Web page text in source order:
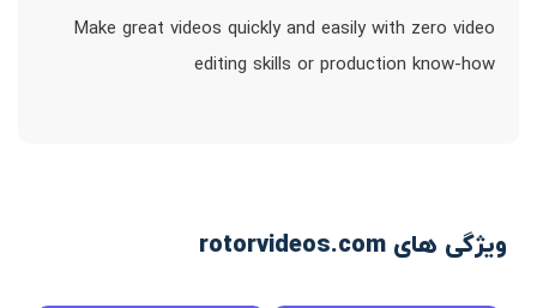
Make great videos quickly and easily with zero video
editing skills or production know-how
ویژگی های rotorvideos.com